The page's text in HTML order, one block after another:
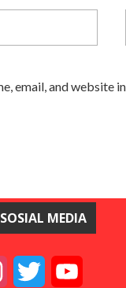
email, and website
MEDIA
InstagramTwitter